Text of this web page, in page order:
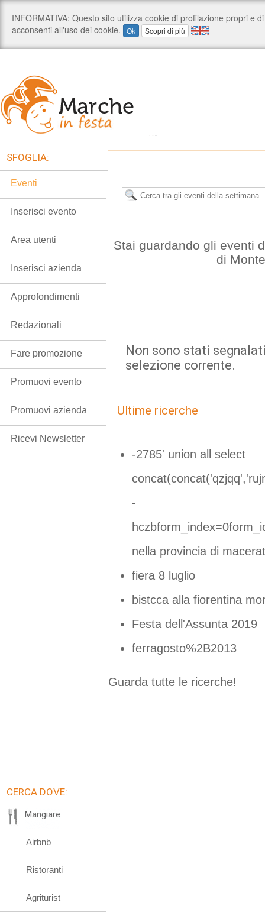
Stai guardando gli eventi
di
Non sono stati
selezione corrente.
Ultime ricerche
-2785' union all select
-
nella provincia di
fiera 8 luglio
bistcca alla fiorentina
Festa dell'Assunta 2019
ferragosto%2B2013
Guarda tutte le ricerche!
SFOGLIA:
Eventi
Inserisci evento
Area utenti
Inserisci azienda
Approfondimenti
Redazionali
Fare promozione
Promuovi evento
Promuovi azienda
Ricevi Newsletter
CERCA DOVE:
Mangiare
Airbnb
Ristoranti
Agriturist